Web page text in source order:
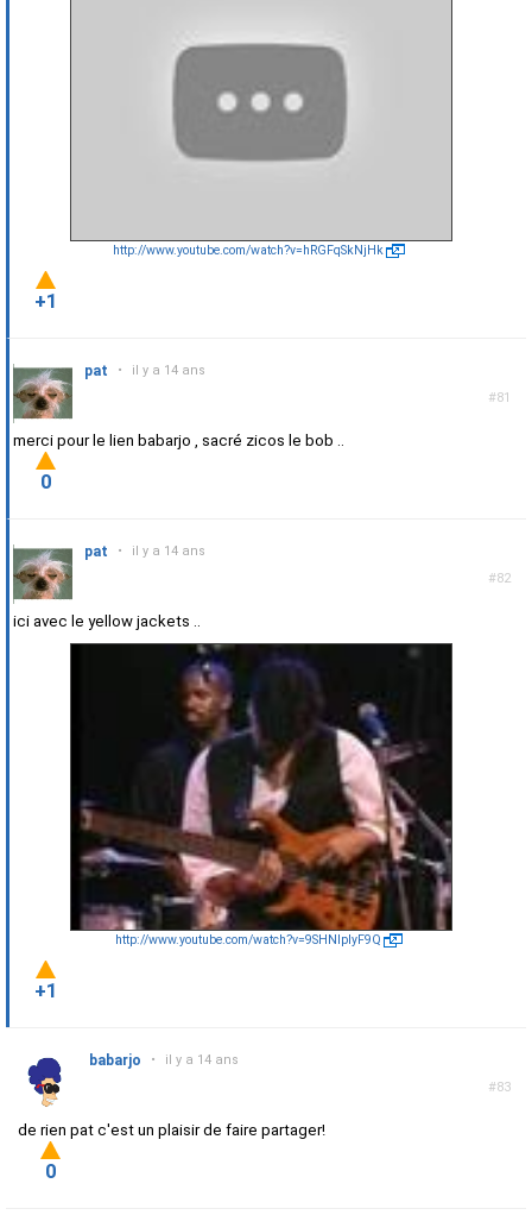
http://www.youtube.com/watch?v=hRGFqSkNjHk
+1
#81
pat • il y a 14 ans
merci pour le lien babarjo , sacré zicos le bob ..
0
#82
pat • il y a 14 ans
ici avec le yellow jackets ..
http://www.youtube.com/watch?v=9SHNlplyF9Q
+1
#83
babarjo • il y a 14 ans
de rien pat c'est un plaisir de faire partager!
0